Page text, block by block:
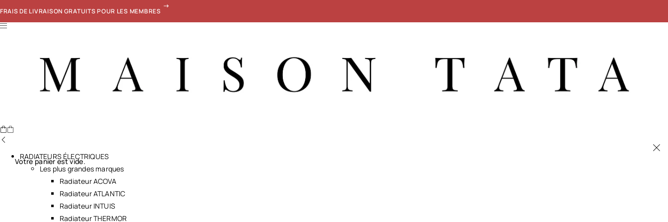
FRAIS DE LIVRAISON GRATUITS POUR LES MEMBRES
Votre panier est vide.
RADIATEURS ÉLECTRIQUES
Les plus grandes marques
Radiateur ACOVA
Radiateur ATLANTIC
Radiateur INTUIS
Radiateur THERMOR